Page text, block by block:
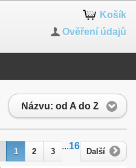
Košík
Ověření údajů
Názvu: od A do Z
1 2 3
...16
Další